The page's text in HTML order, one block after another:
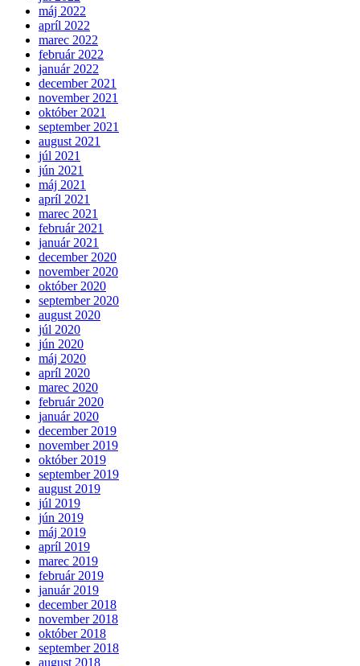
máj 2022
apríl 2022
marec 2022
február 2022
január 2022
december 2021
november 2021
október 2021
september 2021
august 2021
júl 2021
jún 2021
máj 2021
apríl 2021
marec 2021
február 2021
január 2021
december 2020
november 2020
október 2020
september 2020
august 2020
júl 2020
jún 2020
máj 2020
apríl 2020
marec 2020
február 2020
január 2020
december 2019
november 2019
október 2019
september 2019
august 2019
júl 2019
jún 2019
máj 2019
apríl 2019
marec 2019
február 2019
január 2019
december 2018
november 2018
október 2018
september 2018
august 2018